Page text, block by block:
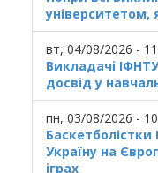
університетом,
вт, 04/08/2026 -
Викладачі
досвід у
пн, 03/08/2026 -
Україну на
іграх